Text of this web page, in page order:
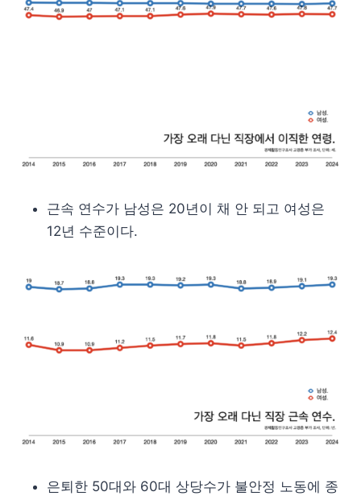
근속 연수가 남성은 20년이 채 안 되고 여성은
12년 수준이다.
은퇴한 50대와 60대 상당수가 불안정 노동에 종